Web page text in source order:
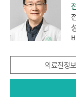
의료진정보